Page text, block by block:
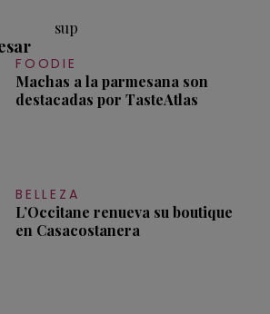
sup
FOODIE
Machas a la parmesana son
destacadas por TasteAtlas
BELLEZA
L’Occitane renueva su boutique
en Casacostanera